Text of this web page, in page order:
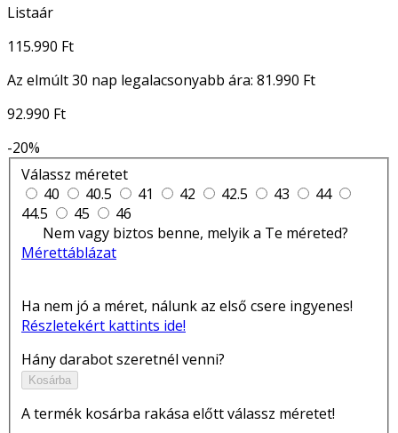
Listaár
115.990 Ft
Az elmúlt 30 nap legalacsonyabb ára: 81.990 Ft
92.990 Ft
-20%
Válassz méretet
40
40.5 41 42 42.5 43
44
44.5
45
46
Nem vagy biztos benne, melyik a Te méreted?
Mérettáblázat
Ha nem jó a méret, nálunk az első csere ingyenes!
Részletekért kattints ide!
Hány darabot szeretnél venni?
Kosárba
A termék kosárba rakása előtt válassz méretet!